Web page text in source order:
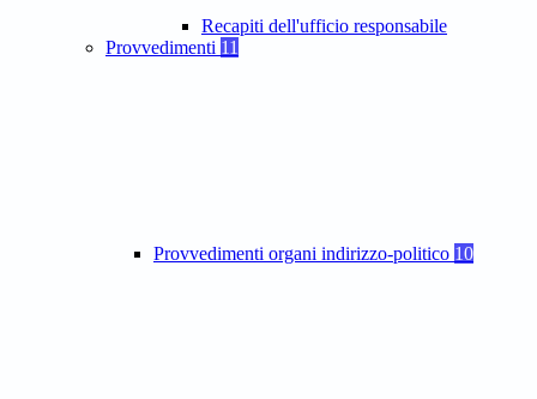
Recapiti dell'ufficio responsabile
Provvedimenti 11
Provvedimenti organi indirizzo-politico 10